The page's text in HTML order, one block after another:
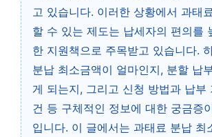
고 있습니다. 이러한 상황에서 과태
할 수 있는 제도는 납세자의 편의를
한 지원책으로 주목받고 있습니다.
분납 최소금액이 얼마인지, 분할 납
게 되는지, 그리고 신청 방법과 납부
건 등 구체적인 정보에 대한 궁금증
입니다. 이 글에서는 과태료 분납 최